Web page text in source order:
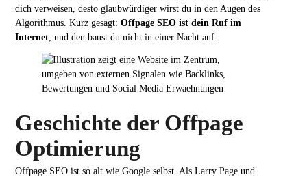
dich verweisen, desto glaubwürdiger wirst du in den Augen des
Algorithmus. Kurz gesagt:Offpage SEO ist dein Ruf im
Internet , und den baust du nicht in einer Nacht auf.
Geschichte der Offpage
Optimierung
Offpage SEO ist so alt wie Google selbst. Als Larry Page und